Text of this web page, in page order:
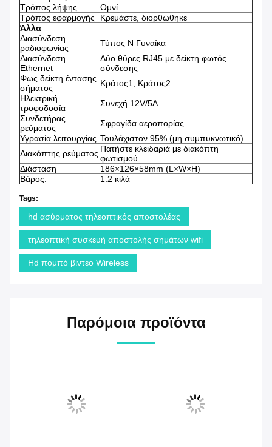
Τρόπος λήψης
Ομνί
Τρόπος εφαρμογής
Κρεμάστε, διορθώθηκε
Άλλα
Διασύνδεση
ραδιοφωνίας
Τύπος N Γυναίκα
Διασύνδεση
Ethernet
Δύο θύρες RJ45 με δείκτη φωτός
σύνδεσης
Φως δείκτη έντασης
σήματος
Κράτος1, Κράτος2
Ηλεκτρική
τροφοδοσία
Συνεχή 12V/5A
Συνδετήρας
ρεύματος
Σφραγίδα αεροπορίας
Υγρασία λειτουργίας Τουλάχιστον 95% (μη συμπυκνωτικό)
Διακόπτης ρεύματος Πατήστε κλειδαριά με διακόπτη
φωτισμού
Διάσταση
186×126×58mm (L×W×H)
Βάρος:
1.2 κιλά
Tags:
hd ασύρματος τηλεοπτικός αποστολέας
τηλεοπτική συσκευή αποστολής σημάτων wifi
Hd πομπό βίντεο Wireless
Παρόμοια προϊόντα